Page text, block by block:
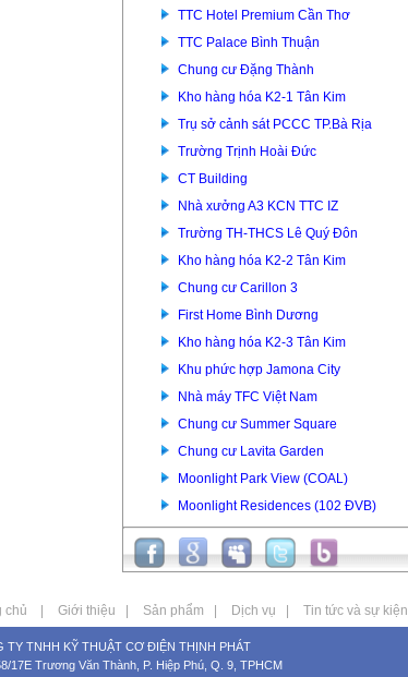
TTC Hotel Premium Cần Thơ
TTC Palace Bình Thuận
Chung cư Đặng Thành
Kho hàng hóa K2-1 Tân Kim
Trụ sở cảnh sát PCCC TP.Bà Rịa
Trường Trịnh Hoài Đức
CT Building
Nhà xưởng A3 KCN TTC IZ
Trường TH-THCS Lê Quý Đôn
Kho hàng hóa K2-2 Tân Kim
Chung cư Carillon 3
First Home Bình Dương
Kho hàng hóa K2-3 Tân Kim
Khu phức hợp Jamona City
Nhà máy TFC Việt Nam
Chung cư Summer Square
Chung cư Lavita Garden
Moonlight Park View (COAL)
Moonlight Residences (102 ĐVB)
chủ Giới thiệu Sản phẩm Dịch vụ Tin tức và sự kiện
TY TNHH KỸ THUẬT CƠ ĐIỆN THỊNH PHÁT
17E Trương Văn Thành, P. Hiệp Phú, Q. 9, TPHCM